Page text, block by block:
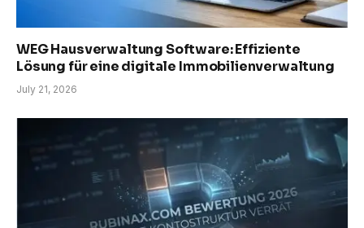
WEG Hausverwaltung Software: Effiziente
Lösung für eine digitale Immobilienverwaltung
July 21, 2026